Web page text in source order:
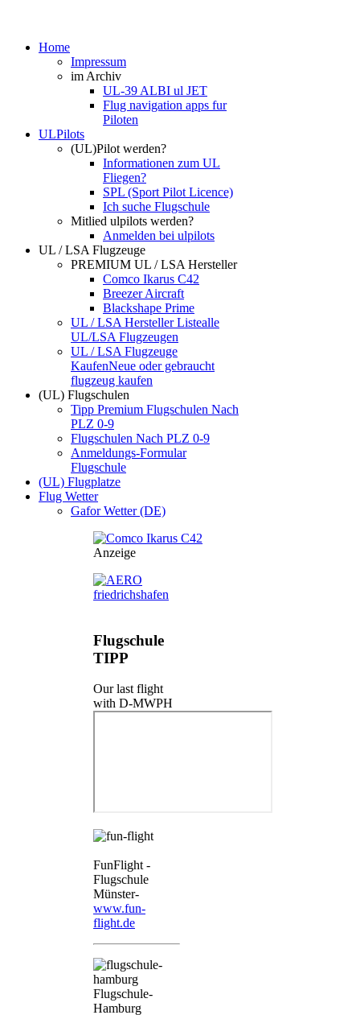
Home
Impressum
im Archiv
UL-39 ALBI ul JET
Flug navigation apps fur
Piloten
ULPilots
(UL)Pilot werden?
Informationen zum UL
Fliegen?
SPL (Sport Pilot Licence)
Ich suche Flugschule
Mitlied ulpilots werden?
Anmelden bei ulpilots
UL / LSA Flugzeuge
PREMIUM UL / LSA Hersteller
Comco Ikarus C42
Breezer Aircraft
Blackshape Prime
UL / LSA Hersteller Listealle
UL/LSA Flugzeugen
UL / LSA Flugzeuge
KaufenNeue oder gebraucht
flugzeug kaufen
(UL) Flugschulen
Tipp Premium Flugschulen Nach
PLZ 0-9
Flugschulen Nach PLZ 0-9
Anmeldungs-Formular
Flugschule
(UL) Flugplatze
Flug Wetter
Gafor Wetter (DE)
Anzeige
Flugschule
TIPP
Our last flight
with D-MWPH
FunFlight -
Flugschule
Münster-
www.fun-
flight.de
Flugschule-
Hamburg